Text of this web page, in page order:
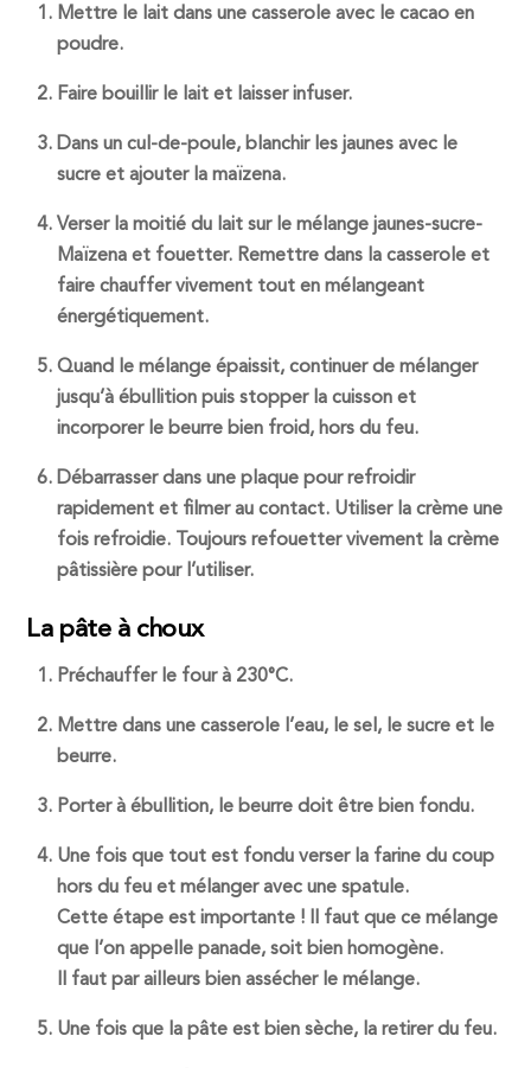
Mettre le lait dans une casserole avec le cacao en
poudre.
Faire bouillir le lait et laisser infuser.
Dans un cul-de-poule, blanchir les jaunes avec le
sucre et ajouter la maïzena.
Verser la moitié du lait sur le mélange jaunes-sucre-
Maïzena et fouetter. Remettre dans la casserole et
faire chauffer vivement tout en mélangeant
énergétiquement.
Quand le mélange épaissit, continuer de mélanger
jusqu’à ébullition puis stopper la cuisson et
incorporer le beurre bien froid, hors du feu.
Débarrasser dans une plaque pour refroidir
rapidement et filmer au contact. Utiliser la crème une
fois refroidie. Toujours refouetter vivement la crème
pâtissière pour l’utiliser.
La pâte à choux
Préchauffer le four à 230°C.
Mettre dans une casserole l’eau, le sel, le sucre et le
beurre.
Porter à ébullition, le beurre doit être bien fondu.
Une fois que tout est fondu verser la farine du coup
hors du feu et mélanger avec une spatule.
Cette étape est importante ! Il faut que ce mélange
que l’on appelle panade, soit bien homogène.
Il faut par ailleurs bien assécher le mélange.
Une fois que la pâte est bien sèche, la retirer du feu.